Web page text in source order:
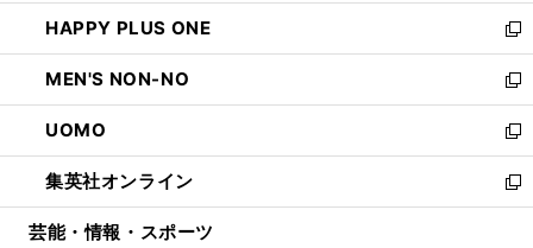
く
で
開
く
ン
ド
ウ
で
開
く
ウ
ィ
ン
ド
ウ
で
開
く
し
い
ウ
ィ
ン
ド
ウ
で
開
HAPPY PLUS ONE
新
し
い
ウ
ィ
ン
ド
ウ
MEN'S NON-NO
新
し
い
ウ
ィ
ン
UOMO
新
し
い
ウ
集英社オンライン
新
し
芸能・情報・スポーツ